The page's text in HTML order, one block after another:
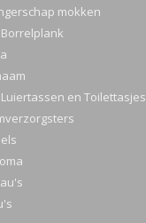
mokken
Borrelplank
en Toilettasjes